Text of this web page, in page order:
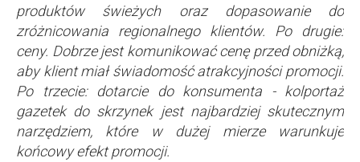
produktów świeżych oraz dopasowanie do
zróżnicowania regionalnego klientów. Po drugie:
ceny. Dobrze jest komunikować cenę przed obniżką,
aby klient miał świadomość atrakcyjności promocji.
Po trzecie: dotarcie do konsumenta - kolportaż
gazetek do skrzynek jest najbardziej skutecznym
narzędziem, które w dużej mierze warunkuje
końcowy efekt promocji.